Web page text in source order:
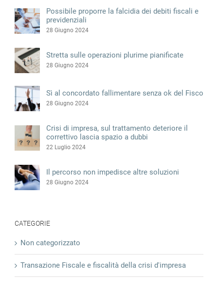
Possibile proporre la falcidia dei debiti fiscali e
previdenziali
28 Giugno 2024
Stretta sulle operazioni plurime pianificate
28 Giugno 2024
Sì al concordato fallimentare senza ok del Fisco
28 Giugno 2024
Crisi di impresa, sul trattamento deteriore il
correttivo lascia spazio a dubbi
22 Luglio 2024
Il percorso non impedisce altre soluzioni
28 Giugno 2024
CATEGORIE
Non categorizzato
Transazione Fiscale e fiscalità della crisi d'impresa